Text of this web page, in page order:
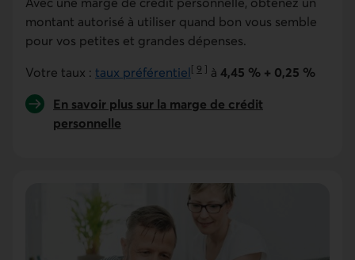
montant autorisé à utiliser quand bon vous semble
pour vos petites et grandes dépenses.
Votre taux : taux préférentiel[ 9 ]
Aller à la note
à 4,45 % + 0,25 %
En savoir plus sur la marge de crédit
personnelle